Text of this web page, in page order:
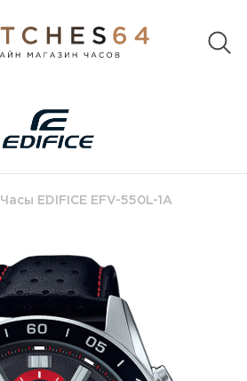
Часы EDIFICE EFV-550L-1A